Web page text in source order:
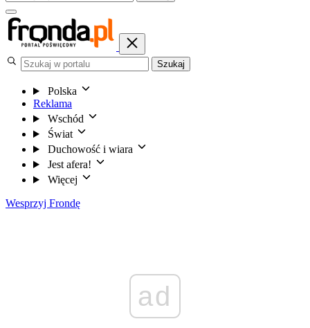
Szukaj
Polska
Reklama
Wschód
Świat
Duchowość i wiara
Jest afera!
Więcej
Wesprzyj Frondę
ad